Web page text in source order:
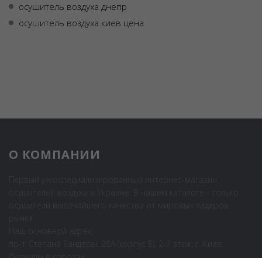
осушитель воздуха днепр
осушитель воздуха киев цена
О КОМПАНИИ